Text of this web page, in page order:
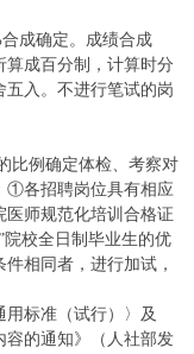
成确定。成绩合成
算成百分制，计算时分
入。不进行笔试的岗
比例确定体检、考察对
①各招聘岗位具有相应
师规范化培训合格证
校全日制毕业生的优
相同者，进行加试，
标准（试行）〉及
容的通知》（人社部发